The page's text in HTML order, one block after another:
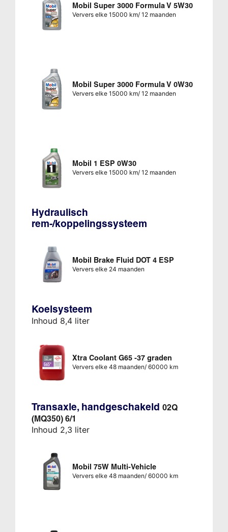
Mobil Super 3000 Formula V 5W30
Ververs elke 15000 km/ 12 maanden
Mobil Super 3000 Formula V 0W30
Ververs elke 15000 km/ 12 maanden
Mobil 1 ESP 0W30
Ververs elke 15000 km/ 12 maanden
Hydraulisch
rem-/koppelingssysteem
Mobil Brake Fluid DOT 4 ESP
Ververs elke 24 maanden
Koelsysteem
Inhoud 8,4 liter
Xtra Coolant G65 -37 graden
Ververs elke 48 maanden/ 60000 km
Transaxle, handgeschakeld 02Q
(MQ350) 6/1
Inhoud 2,3 liter
Mobil 75W Multi-Vehicle
Ververs elke 48 maanden/ 60000 km